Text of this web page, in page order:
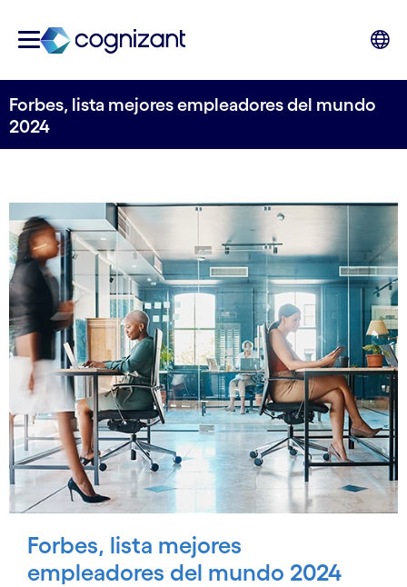
Forbes, lista mejores empleadores del mundo
2024
Forbes, lista mejores
empleadores del mundo 2024